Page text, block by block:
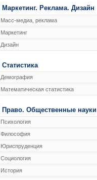
Маркетинг. Реклама. Дизайн
Масс-медиа, реклама
Маркетинг
Дизайн
Статистика
Демография
Математическая статистика
Право. Общественные науки
Психология
Философия
Юриспруденция
Социология
История